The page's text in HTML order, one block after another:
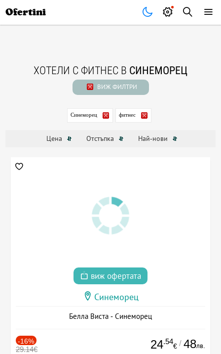
Ofertini
ХОТЕЛИ С ФИТНЕС В СИНЕМОРЕЦ
ВИЖ ФИЛТРИ
Синеморец фитнес
Цена Отстъпка Най-нови
виж офертата
Синеморец
Белла Виста - Синеморец
-16%
29.14€ 24.54
€ / 48лв.